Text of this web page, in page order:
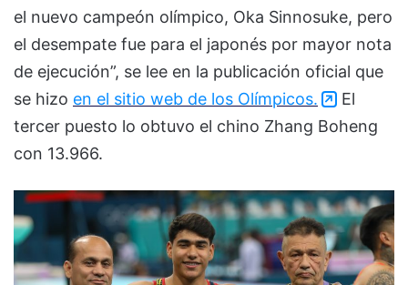
el nuevo campeón olímpico, Oka Sinnosuke, pero
el desempate fue para el japonés por mayor nota
de ejecución”, se lee en la publicación oficial que
se hizo en el sitio web de los Olímpicos.
El
tercer puesto lo obtuvo el chino Zhang Boheng
con 13.966.